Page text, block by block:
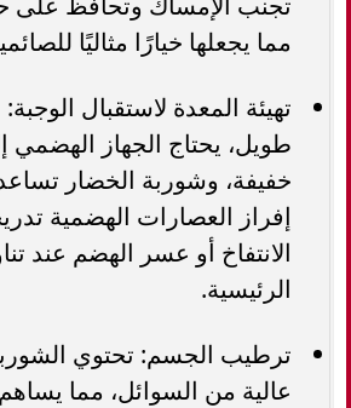
مما يجعلها خيارًا مثاليًا
تهيئة المعدة لاستقبال
طويل، يحتاج الجهاز الهضمي
خفيفة، وشوربة الخضار
إفراز العصارات الهضمية
الانتفاخ أو عسر الهضم عند
الرئيسية.
ترطيب الجسم: تحتوي
عالية من السوائل، مما